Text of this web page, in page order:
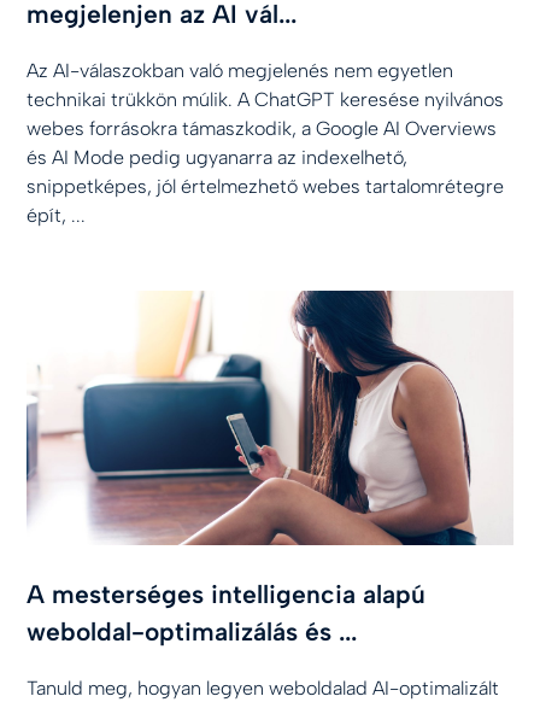
megjelenjen az AI vál...
Az AI-válaszokban való megjelenés nem egyetlen
technikai trükkön múlik. A ChatGPT keresése nyilvános
webes forrásokra támaszkodik, a Google AI Overviews
és AI Mode pedig ugyanarra az indexelhető,
snippetképes, jól értelmezhető webes tartalomrétegre
épít, ...
A mesterséges intelligencia alapú
weboldal-optimalizálás és ...
Tanuld meg, hogyan legyen weboldalad AI-optimalizált